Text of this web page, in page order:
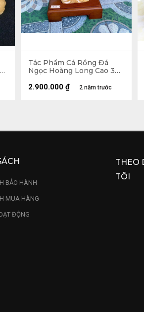
Tác Phẩm Cá Rồng Đá
Ngọc Hoàng Long Cao 30
2 năm trước
2.900.000 ₫
BẢO HÀNH
MUA HÀNG
ĐỘNG
THEO
TÔI